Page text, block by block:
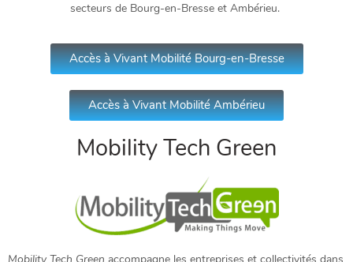
secteurs de Bourg-en-Bresse et Ambérieu.
Accès à Vivant Mobilité Bourg-en-Bresse
Accès à Vivant Mobilité Ambérieu
Mobility Tech Green